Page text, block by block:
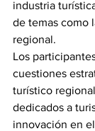
industria
de temas como
regional.
Los
cuestiones
turístico
dedicados a
innovación en